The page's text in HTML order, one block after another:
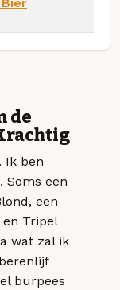
de
Ik ben
Soms een
een
Tripel
wat zal ik
burpees